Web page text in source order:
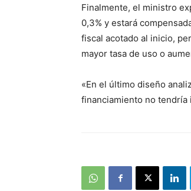
Finalmente, el ministro
0,3% y estará
fiscal acotado al inicio,
mayor tasa de uso o
«En el último diseño
financiamiento no tendría